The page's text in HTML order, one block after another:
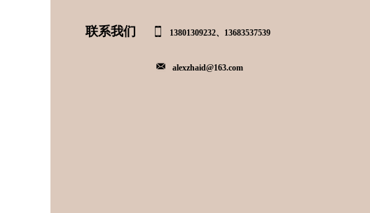
联系我们 13801309232、13683537539
alexzhaid@163.com